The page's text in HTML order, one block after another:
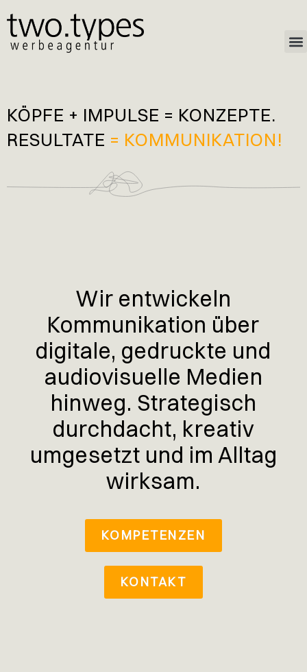
KÖPFE + IMPULSE = KONZEPTE.
RESULTATE = KOMMUNIKATION!
Wir entwickeln
Kommunikation über
digitale, gedruckte und
audiovisuelle Medien
hinweg. Strategisch
durchdacht, kreativ
umgesetzt und im Alltag
wirksam.
KOMPETENZEN
KONTAKT